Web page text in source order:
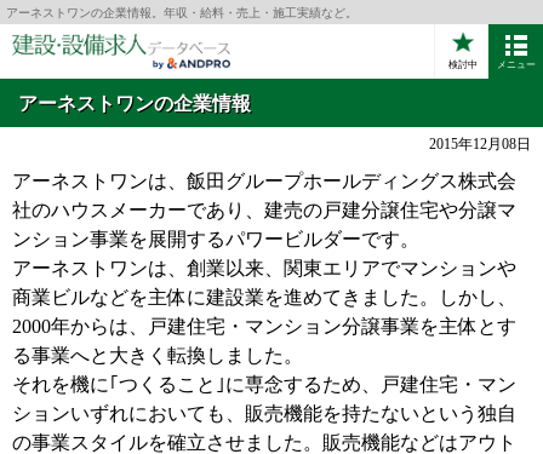
アーネストワンの企業情報。年収・給料・売上・施工実績など。
検討中 メニュー
アーネストワンの企業情報
2015年12月08日
アーネストワンは、飯田グループホールディングス株式会
社のハウスメーカーであり、建売の戸建分譲住宅や分譲マ
ンション事業を展開するパワービルダーです。
アーネストワンは、創業以来、関東エリアでマンションや
商業ビルなどを主体に建設業を進めてきました。しかし、
2000年からは、戸建住宅・マンション分譲事業を主体とす
る事業へと大きく転換しました。
それを機に｢つくること｣に専念するため、戸建住宅・マン
ションいずれにおいても、販売機能を持たないという独自
の事業スタイルを確立させました。販売機能などはアウト